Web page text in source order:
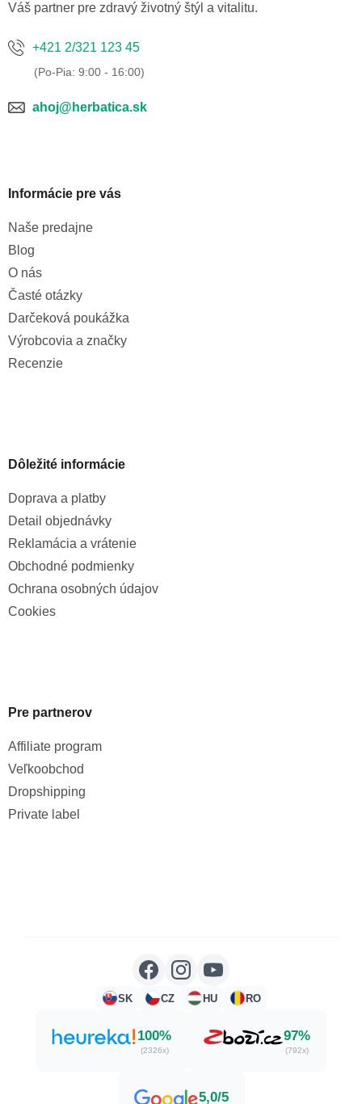
Váš partner pre zdravý životný štýl a vitalitu.
+421 2/321 123 45
ahoj@herbatica.sk
Informácie pre vás
Naše predajne
Blog
O nás
Časté otázky
Darčeková poukážka
Výrobcovia a značky
Recenzie
Dôležité informácie
Doprava a platby
Detail objednávky
Reklamácia a vrátenie
Obchodné podmienky
Ochrana osobných údajov
Cookies
Pre partnerov
Affiliate program
Veľkoobchod
Dropshipping
Private label
SK CZ HU RO
100%
(2326x)
97%
(792x)
5,0/5